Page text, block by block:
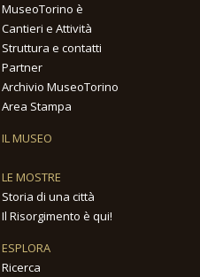
MuseoTorino è
Cantieri e Attività
Struttura e contatti
Partner
Archivio MuseoTorino
Area Stampa
IL MUSEO
LE MOSTRE
Storia di una città
Il Risorgimento è qui!
ESPLORA
Ricerca